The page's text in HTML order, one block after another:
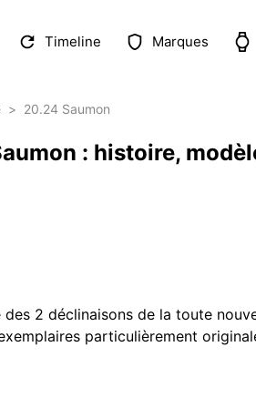
Timeline Marques
> 20.24 Saumon
: histoire,
des 2 déclinaisons de la toute
particulièrement
Française 20.24 Saumon